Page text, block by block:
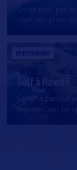
On ne peut
tient une place
DIVERTISSEMENT
Golf à Hawaii
Comme partout
hawaïen, est un